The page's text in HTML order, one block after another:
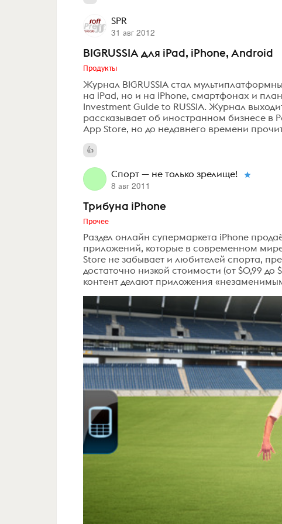
SPR
31 авг 2012
BIGRUSSIA для iPad, iPhone, Android
Продукты
Журнал BIGRUSSIA стал
на iPad, но и на iPhone, смартфонах и
Investment Guide to RUSSIA. Журнал
рассказывает об иностранном бизнесе в
App Store, но до недавнего времени
Спорт — не только зрелище!
8 авг 2011
Трибуна iPhone
Прочее
Раздел онлайн супермаркета iPhone
приложений, которые в современном
Store не забывает и любителей спорта,
достаточно низкой стоимости (от $0,99
контент делают приложения